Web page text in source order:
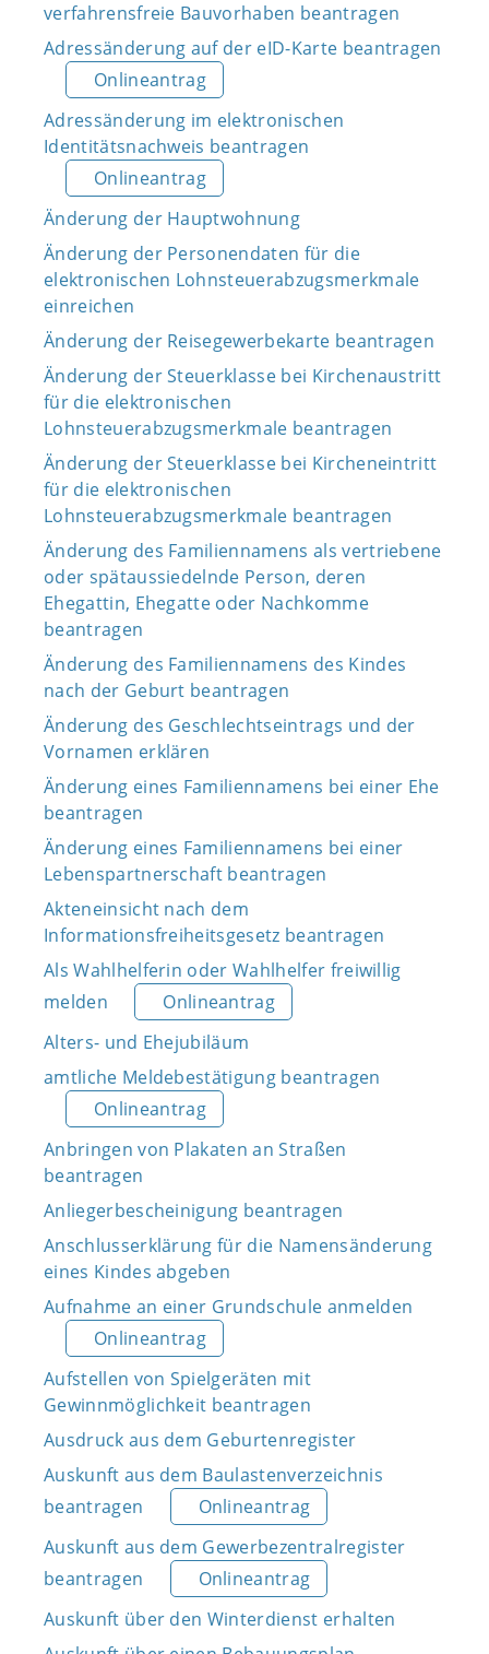
verfahrensfreie Bauvorhaben beantragen
Adressänderung auf der eID-Karte beantragen
Onlineantrag
Adressänderung im elektronischen
Identitätsnachweis beantragen
Onlineantrag
Änderung der Hauptwohnung
Änderung der Personendaten für die
elektronischen Lohnsteuerabzugsmerkmale
einreichen
Änderung der Reisegewerbekarte beantragen
Änderung der Steuerklasse bei Kirchenaustritt
für die elektronischen
Lohnsteuerabzugsmerkmale beantragen
Änderung der Steuerklasse bei Kircheneintritt
für die elektronischen
Lohnsteuerabzugsmerkmale beantragen
Änderung des Familiennamens als vertriebene
oder spätaussiedelnde Person, deren
Ehegattin, Ehegatte oder Nachkomme
beantragen
Änderung des Familiennamens des Kindes
nach der Geburt beantragen
Änderung des Geschlechtseintrags und der
Vornamen erklären
Änderung eines Familiennamens bei einer Ehe
beantragen
Änderung eines Familiennamens bei einer
Lebenspartnerschaft beantragen
Akteneinsicht nach dem
Informationsfreiheitsgesetz beantragen
Als Wahlhelferin oder Wahlhelfer freiwillig
melden
Onlineantrag
Alters- und Ehejubiläum
amtliche Meldebestätigung beantragen
Onlineantrag
Anbringen von Plakaten an Straßen
beantragen
Anliegerbescheinigung beantragen
Anschlusserklärung für die Namensänderung
eines Kindes abgeben
Aufnahme an einer Grundschule anmelden
Onlineantrag
Aufstellen von Spielgeräten mit
Gewinnmöglichkeit beantragen
Ausdruck aus dem Geburtenregister
Auskunft aus dem Baulastenverzeichnis
beantragen
Onlineantrag
Auskunft aus dem Gewerbezentralregister
beantragen
Onlineantrag
Auskunft über den Winterdienst erhalten